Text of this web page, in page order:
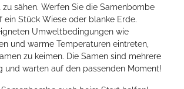
zu sähen. Werfen Sie die Samenbombe
ein Stück Wiese oder blanke Erde.
Umweltbedingungen wie
und warme Temperaturen eintreten,
zu keimen. Die Samen sind mehrere
und warten auf den passenden Moment!